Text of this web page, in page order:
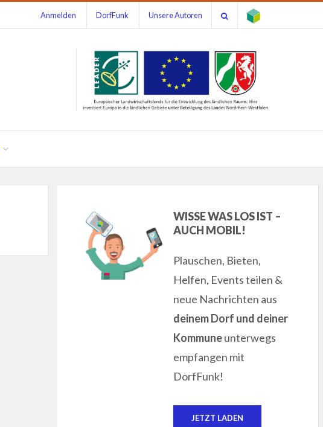
Anmelden DorfFunk Unsere Autoren
WISSE WAS LOS IST –
AUCH MOBIL!
Plauschen, Bieten,
Helfen, Events teilen &
neue Nachrichten aus
deinem Dorf und deiner
Kommuneunterwegs
empfangen mit
DorfFunk!
JETZT LADEN